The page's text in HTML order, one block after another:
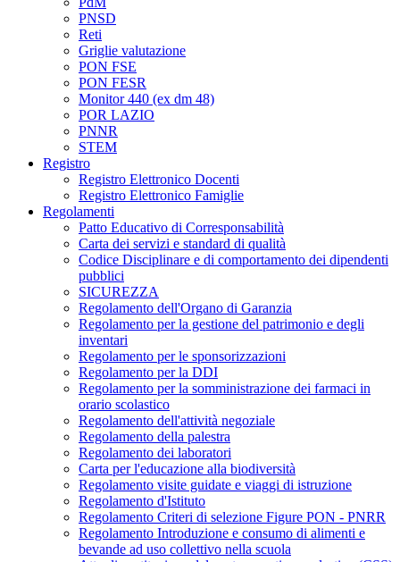
PNSD
Reti
Griglie valutazione
PON FSE
PON FESR
Monitor 440 (ex dm 48)
POR LAZIO
PNNR
STEM
Registro
Registro Elettronico Docenti
Registro Elettronico Famiglie
Regolamenti
Patto Educativo di Corresponsabilità
Carta dei servizi e standard di qualità
Codice Disciplinare e di comportamento dei dipendenti
pubblici
SICUREZZA
Regolamento dell'Organo di Garanzia
Regolamento per la gestione del patrimonio e degli
inventari
Regolamento per le sponsorizzazioni
Regolamento per la DDI
Regolamento per la somministrazione dei farmaci in
orario scolastico
Regolamento dell'attività negoziale
Regolamento della palestra
Regolamento dei laboratori
Carta per l'educazione alla biodiversità
Regolamento visite guidate e viaggi di istruzione
Regolamento d'Istituto
Regolamento Criteri di selezione Figure PON - PNRR
Regolamento Introduzione e consumo di alimenti e
bevande ad uso collettivo nella scuola